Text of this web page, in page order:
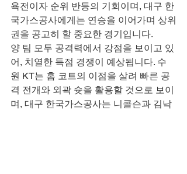
욕전이자 순위 반등의 기회이며, 대구 한
국가스공사에게는 연승을 이어가며 상위
권을 공고히 할 중요한 경기입니다.
양 팀 모두 공격력에서 강점을 보이고 있
어, 치열한 득점 경쟁이 예상됩니다. 수
원 KT는 홈 코트의 이점을 살려 빠른 공
격 전개와 외곽 슛을 활용할 것으로 보이
며, 대구 한국가스공사는 니콜슨과 김낙